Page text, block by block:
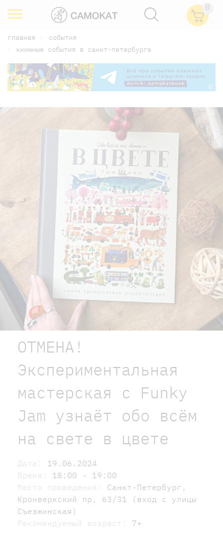
0
главная
события
книжные события в санкт-петербурге
ОТМЕНА!
Экспериментальная
мастерская с Funky
Jam узнаёт обо всём
на свете в цвете
Дата: 19.06.2024
Время: 18:00 - 19:00
Место проведения: Санкт-Петербург,
Кронверкский пр, 63/31 (вход с улицы
Съезжинская)
Рекомендуемый возраст: 7+